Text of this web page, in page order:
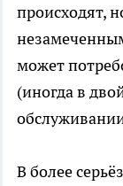
происходят,
может
(иногда в
В более